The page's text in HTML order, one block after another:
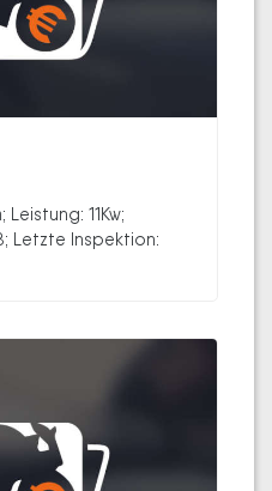
11Kw;
Letzte Inspektion: